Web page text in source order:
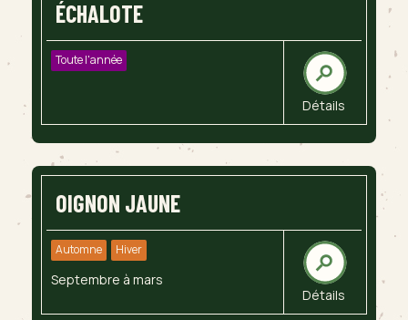
ÉCHALOTE
Toute l'année
Détails
OIGNON JAUNE
Automne Hiver
Septembre à mars
Détails